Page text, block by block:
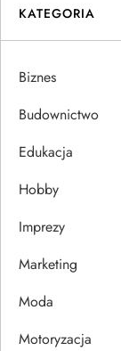
g
a
c
a
w
p
KATEGORIA
Biznes
Budownictwo
Edukacja
Hobby
Imprezy
Marketing
Moda
Motoryzacja